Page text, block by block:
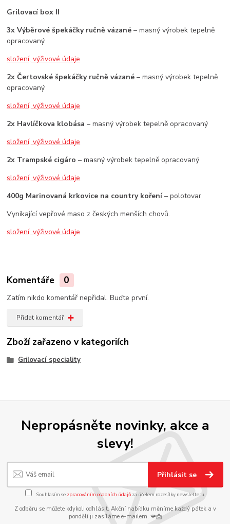
Grilovací box II
3x Výběrové špekáčky ručně vázané – masný výrobek tepelně
opracovaný
složení, výživové údaje
2x Čertovské špekáčky ručně vázané – masný výrobek tepelně
opracovaný
složení, výživové údaje
2x Havlíčkova klobása – masný výrobek tepelně opracovaný
složení, výživové údaje
2x Trampské cigáro – masný výrobek tepelně opracovaný
složení, výživové údaje
400g Marinovaná krkovice na country koření– polotovar
Vynikající vepřové maso z českých menších chovů.
složení, výživové údaje
Komentáře 0
Zatím nikdo komentář nepřidal. Buďte první.
Přidat komentář
Zboží zařazeno v kategoriích
Grilovací speciality
Nepropásněte novinky, akce a
slevy!
Přihlásit se
Souhlasím se zpracováním osobních údajůza účelem rozesílky newsletteru.
Z odběru se můžete kdykoli odhlásit. Akční nabídku měníme každý pátek a v
pondělí ji zasíláme e-mailem. 📯📩